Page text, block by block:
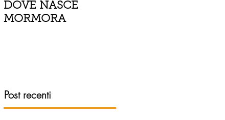
DOVE NASCE
MORMORA
Post recenti